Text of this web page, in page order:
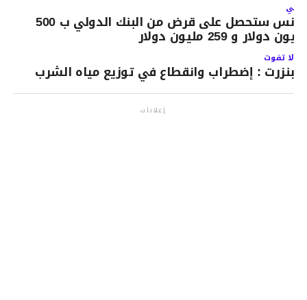
تونس ستحصل على قرض من البنك الدولي ب 500
دولار و 259 مليون دولار
لا تفوت
بنزرت : إضطراب وانقطاع في توزيع مياه الشرب
إعلانات